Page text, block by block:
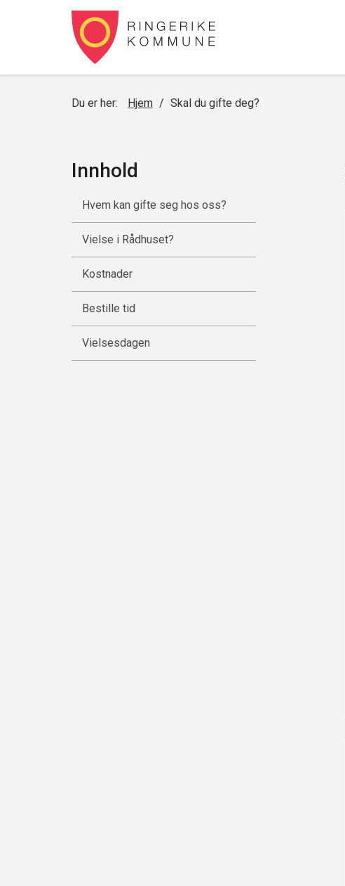
Du er her: Hjem / Skal du gifte deg?
Innhold
Hvem kan gifte seg hos oss?
Vielse i Rådhuset?
Kostnader
Bestille tid
Vielsesdagen